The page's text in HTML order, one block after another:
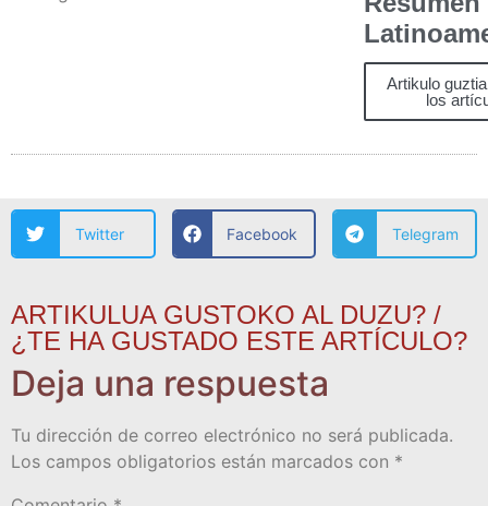
Artikulo
los
Twitter Facebook Telegram
ARTIKULUA GUSTOKO AL DUZU? /
¿TE HA GUSTADO ESTE ARTÍCULO?
Deja una respuesta
Tu dirección de correo electrónico no será publicada.
Los campos obligatorios están marcados con *